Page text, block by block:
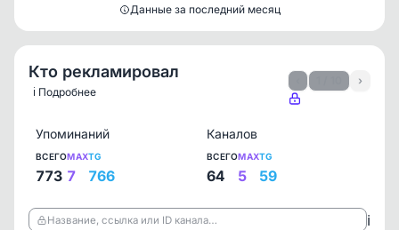
Данные за последний месяц
Кто рекламировал
ℹ️ Подробнее
›
Упоминаний
ВСЕГО
773
MAX
7
TG
766
Каналов
ВСЕГО
64
MAX
5
TG
59
Название, ссылка или ID канала… ℹ️